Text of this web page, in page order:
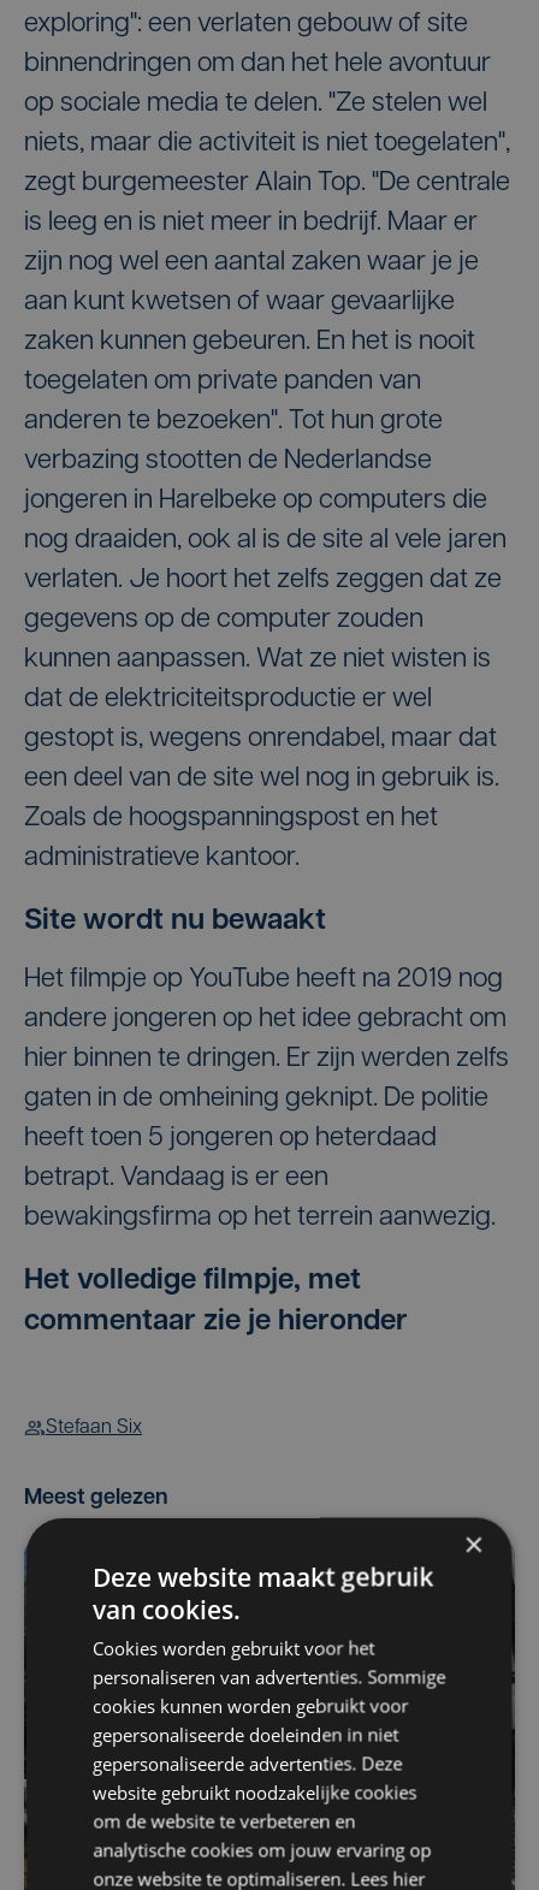
exploring": een verlaten gebouw of site
binnendringen om dan het hele avontuur
op sociale media te delen. "Ze stelen wel
niets, maar die activiteit is niet toegelaten",
zegt burgemeester Alain Top. "De centrale
is leeg en is niet meer in bedrijf. Maar er
zijn nog wel een aantal zaken waar je je
aan kunt kwetsen of waar gevaarlijke
zaken kunnen gebeuren. En het is nooit
toegelaten om private panden van
anderen te bezoeken". Tot hun grote
verbazing stootten de Nederlandse
jongeren in Harelbeke op computers die
nog draaiden, ook al is de site al vele jaren
verlaten. Je hoort het zelfs zeggen dat ze
gegevens op de computer zouden
kunnen aanpassen. Wat ze niet wisten is
dat de elektriciteitsproductie er wel
gestopt is, wegens onrendabel, maar dat
een deel van de site wel nog in gebruik is.
Zoals de hoogspanningspost en het
administratieve kantoor.
Site wordt nu bewaakt
Het filmpje op YouTube heeft na 2019 nog
andere jongeren op het idee gebracht om
hier binnen te dringen. Er zijn werden zelfs
gaten in de omheining geknipt. De politie
heeft toen 5 jongeren op heterdaad
betrapt. Vandaag is er een
bewakingsfirma op het terrein aanwezig.
Het volledige filmpje, met
commentaar zie je hieronder
Stefaan Six
Meest gelezen
×
Deze website maakt gebruik
van cookies.
Cookies worden gebruikt voor het
personaliseren van advertenties. Sommige
cookies kunnen worden gebruikt voor
gepersonaliseerde doeleinden in niet
gepersonaliseerde advertenties. Deze
website gebruikt noodzakelijke cookies
om de website te verbeteren en
analytische cookies om jouw ervaring op
onze website te optimaliseren. Lees hier